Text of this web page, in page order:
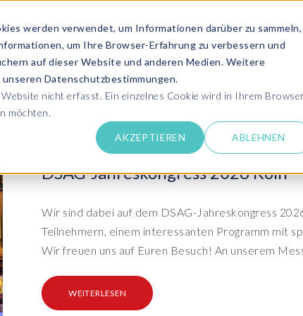
werden verwendet, um Informationen darüber zu sammeln,
um Ihre Browser-Erfahrung zu verbessern und
auf dieser Website und anderen Medien. Weitere
Datenschutzbestimmungen.
nicht erfasst. Ein einzelnes Cookie wird in Ihrem
möchten.
AKZEPTIEREN ABLEHNEN
HCM Productivity Suite
Document Builder™
SERVICES
Transformation
Transformation zu SAP
System Landscape Optimization
(SLO)
ANGEBOT ANFRAGEN MEDIATHEK
zu SAP SLO, SAP HCM, Datenschutz &
Experten in Live und On-Demand
& mehr...
E-Books, Whitepaper usw. zum Download
Know-how mit unseren Videos
Success
Lernen Sie aus
Schulungen
Finden Sie die
Sie uns
SIE UNS
DSAG-Jahreskongress 2026 Köln
Wir sind dabei auf dem DSAG-Jahreskongress
Teilnehmern, einem interessanten Programm mit
Wir freuen uns auf Euren Besuch! An unserem
WEITERLESEN